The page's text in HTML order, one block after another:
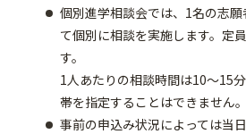
個別進学相談会では、1名の志
て個別に相談を実施します。定
す。
1人あたりの相談時間は10〜15
帯を指定することはできません。
事前の申込み状況によっては当